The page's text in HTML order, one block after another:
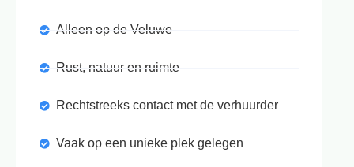
Alleen op de Veluwe
Rust, natuur en ruimte
Rechtstreeks contact met de verhuurder
Vaak op een unieke plek gelegen